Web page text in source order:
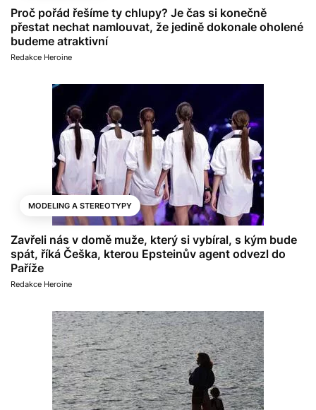
Proč pořád řešíme ty chlupy? Je čas si konečně
přestat nechat namlouvat, že jedině dokonale oholené
budeme atraktivní
Redakce Heroine
MODELING A STEREOTYPY
Zavřeli nás v domě muže, který si vybíral, s kým bude
spát, říká Češka, kterou Epsteinův agent odvezl do
Paříže
Redakce Heroine